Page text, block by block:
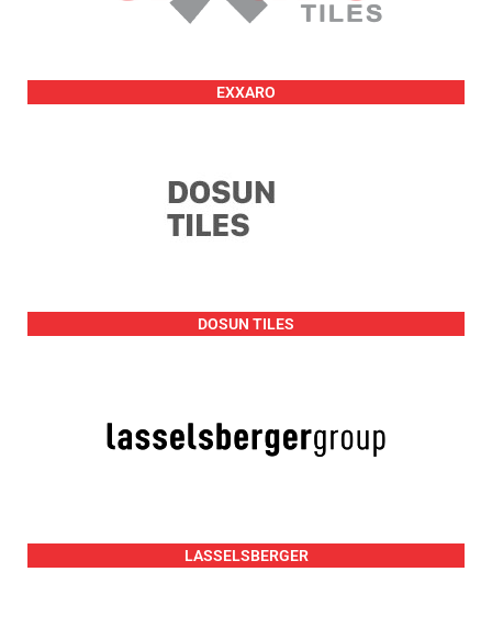
EXXARO
DOSUN TILES
LASSELSBERGER